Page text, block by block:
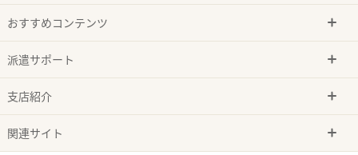
おすすめコンテンツ
派遣サポート
支店紹介
関連サイト